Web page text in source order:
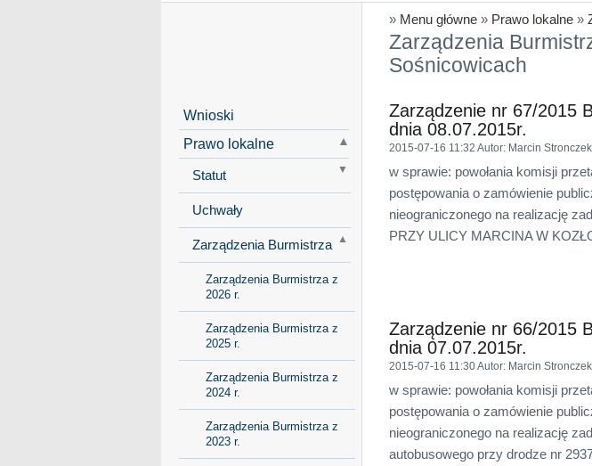
» Menu główne » Prawo lokalne »
Zarządzenia
Sośnicowicach
Wnioski
Prawo lokalne
Statut
Uchwały
Zarządzenia Burmistrza
Zarządzenia Burmistrza z
2026 r.
Zarządzenia Burmistrza z
2025 r.
Zarządzenia Burmistrza z
2024 r.
Zarządzenia Burmistrza z
2023 r.
Zarządzenie nr 67/2015
dnia 08.07.2015r.
2015-07-16 11:32 Autor: Marcin Stronczek
w sprawie: powołania komisji
postępowania o zamówienie
nieograniczonego na realizację
PRZY ULICY MARCINA W
Zarządzenie nr 66/2015
dnia 07.07.2015r.
2015-07-16 11:30Autor: Marcin Stronczek
w sprawie: powołania komisji
postępowania o zamówienie
nieograniczonego na realizację
autobusowego przy drodze nr